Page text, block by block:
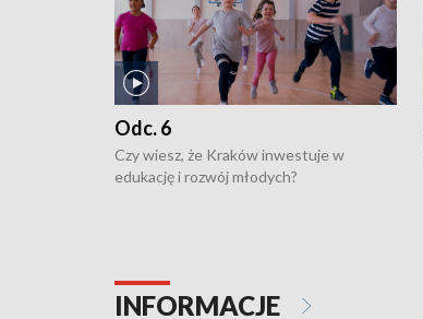
Odc. 6
Czy wiesz, że Kraków inwestuje w
edukację i rozwój młodych?
INFORMACJE